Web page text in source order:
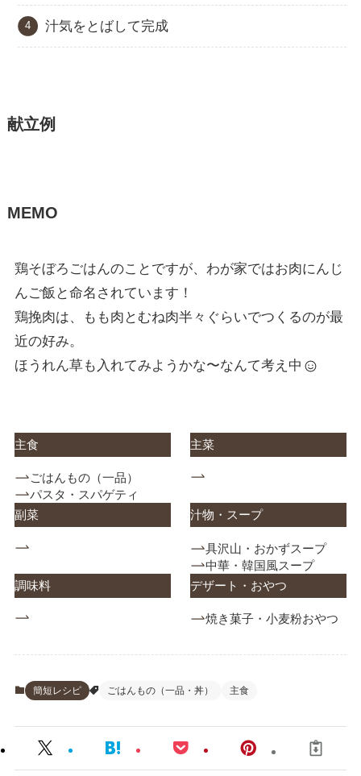
汁気をとばして完成
献立例
MEMO
鶏そぼろごはんのことですが、わが家ではお肉にんじ
んご飯と命名されています！
鶏挽肉は、もも肉とむね肉半々ぐらいでつくるのが最
近の好み。
ほうれん草も入れてみようかな〜なんて考え中
主食
ごはんもの（一品）
パスタ・スパゲティ
主菜
副菜 汁物・スープ
具沢山・おかずスープ
中華・韓国風スープ
調味料
デザート・おやつ
焼き菓子・小麦粉おやつ
簡短レシピ ごはんもの（一品・丼） 主食